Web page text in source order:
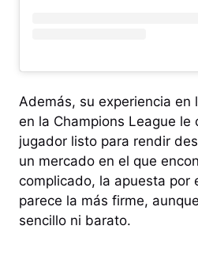
Además, su experiencia en
en la Champions League le
jugador listo para rendir
un mercado en el que
complicado, la apuesta por
parece la más firme,
sencillo ni barato.